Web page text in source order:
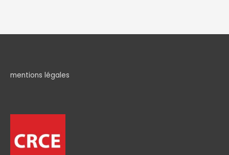
mentions légales